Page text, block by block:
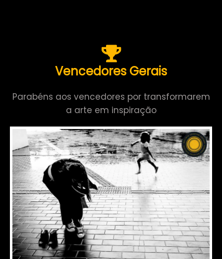
Vencedores Gerais
Parabéns aos vencedores por transformarem
a arte em inspiração